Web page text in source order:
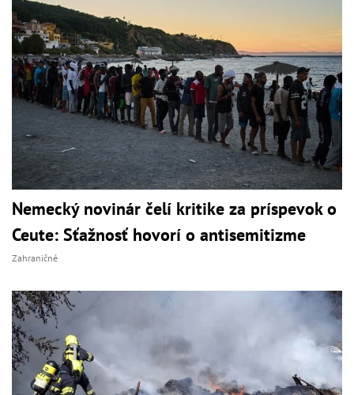
Nemecký novinár čelí kritike za príspevok o
Ceute: Sťažnosť hovorí o antisemitizme
Zahraničné